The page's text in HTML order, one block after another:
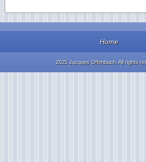
Home
2025 Jacques Offenbach. All rights